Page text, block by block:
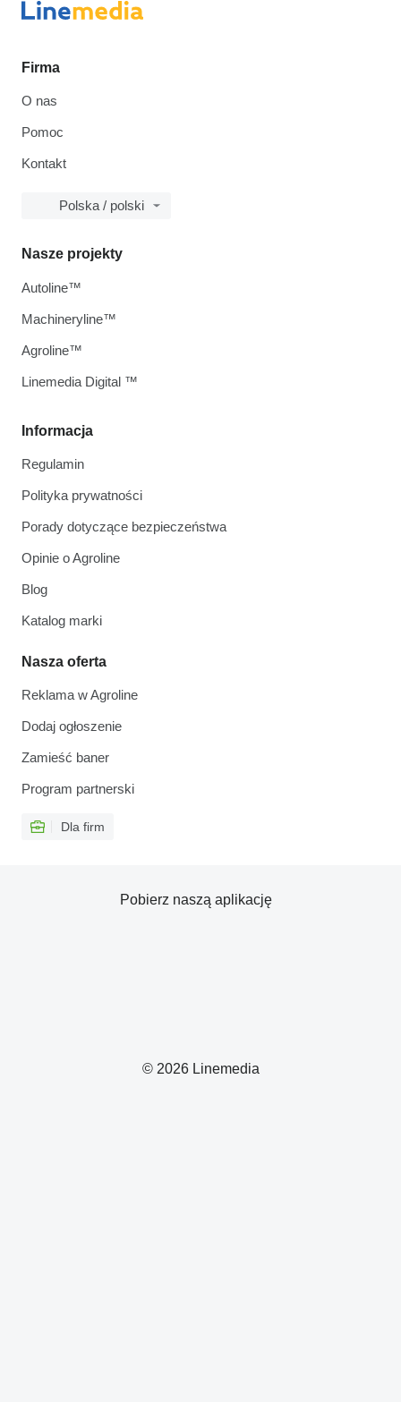
Firma
O nas
Pomoc
Kontakt
Polska / polski
Informacja
Regulamin
Polityka prywatności
Porady dotyczące bezpieczeństwa
Opinie o Agroline
Blog
Katalog marki
Nasza oferta
Reklama w Agroline
Dodaj ogłoszenie
Zamieść baner
Program partnerski
Dla firm
Nasze projekty
Autoline™
Machineryline™
Agroline™
Linemedia Digital ™
© 2026 Linemedia
Pobierz naszą aplikację